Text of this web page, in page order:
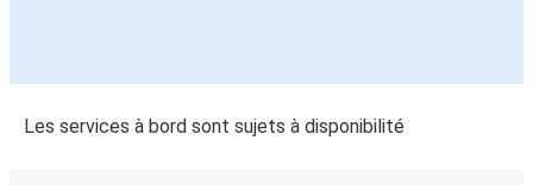
Les services à bord sont sujets à disponibilité